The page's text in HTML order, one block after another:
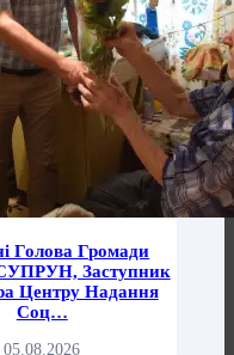
Голова Громади
Заступник
Центру Надання
Соц…
05.08.2026